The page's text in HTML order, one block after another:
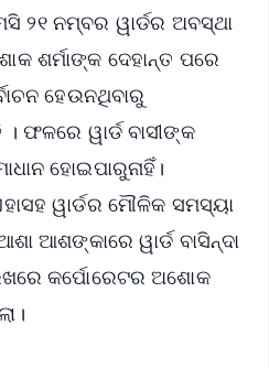
୨୧ ନମ୍ବର ୱାର୍ଡର ଅବସ୍ଥା
ଶର୍ମାଙ୍କ ଦେହାନ୍ତ ପରେ
ହେଉନଥିବାରୁ
ଫଳରେ ୱାର୍ଡ ବାସୀଙ୍କ
ହୋଇପାରୁନାହିଁ।
ୱାର୍ଡର‌ ମୌଳିକ ସମସ୍ୟା
ଆଶଙ୍କାରେ ୱାର୍ଡ ବାସିନ୍ଦା
କର୍ପୋରେଟର ଅଶୋକ